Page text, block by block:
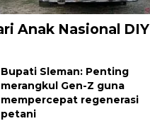
Anak Nasional DIY
Bupati Sleman: Penting
merangkul Gen-Z guna
mempercepat regenerasi
petani